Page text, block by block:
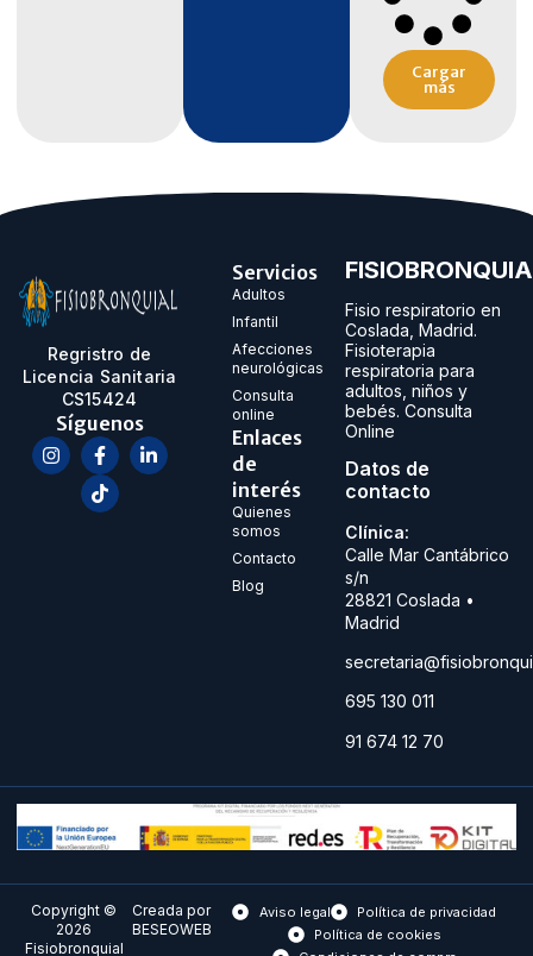
Cargar
más
Regristro de
Licencia Sanitaria
CS15424
Síguenos
Servicios
Adultos
Infantil
Afecciones
neurológicas
Consulta
online
Enlaces
de
interés
Quienes
somos
Contacto
Blog
Fisio respiratorio en
Coslada, Madrid.
Fisioterapia
respiratoria para
adultos, niños y
bebés. Consulta
Online
Datos de
contacto
Clínica:
Calle Mar Cantábrico
s/n
28821Coslada •
Madrid
695 130 011
91 674 12 70
Copyright ©
2026
Fisiobronquial
Creada por
BESEOWEB
Aviso legal
Política de privacidad
Política de cookies